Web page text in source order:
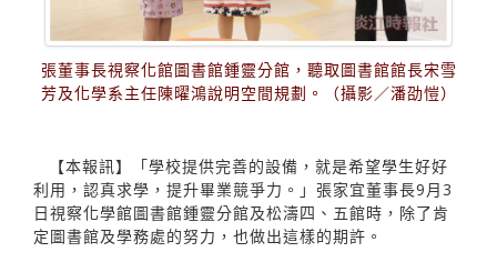
張董事長視察化館圖書館鍾靈分館，聽取圖書館館長宋雪
芳及化學系主任陳曜鴻說明空間規劃。（攝影／潘劭愷）
【本報訊】「學校提供完善的設備，就是希望學生好好
利用，認真求學，提升畢業競爭力。」張家宜董事長9月3
日視察化學館圖書館鍾靈分館及松濤四、五館時，除了肯
定圖書館及學務處的努力，也做出這樣的期許。